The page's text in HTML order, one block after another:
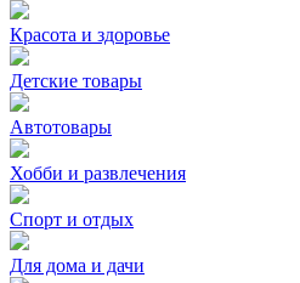
Красота и здоровье
Детские товары
Автотовары
Хобби и развлечения
Спорт и отдых
Для дома и дачи